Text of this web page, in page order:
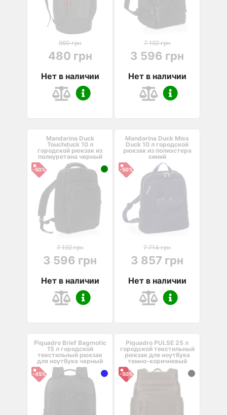
960 грн
480 грн
Нет в наличии
7 192 грн
3 596 грн
Нет в наличии
Mandarina Duck
Touchduck 10 л
городской рюкзак из
полиуретана черный
-50%
7 192 грн
3 596 грн
Нет в наличии
Mandarina Duck Miss
Duck 10 л городской
рюкзак из полиэстера
синий
-50%
7 714 грн
3 857 грн
Нет в наличии
Piquadro Brief Bagmotic
15 л городской
текстильный рюкзак
для ноутбука черный
-45%
Piquadro PULSE 25 л
городской текстильный
рюкзак для ноутбука
темно-коричневый
-50%